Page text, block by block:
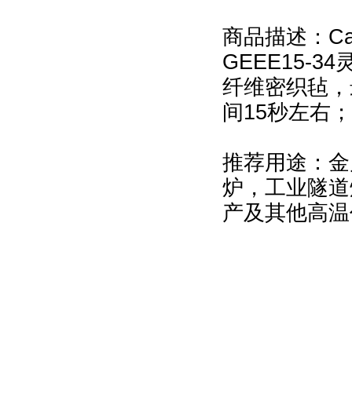
商品描述：
GEEE15-34
纤维密织毡
间15秒左右
推荐用途：
炉，工业隧
产及其他高